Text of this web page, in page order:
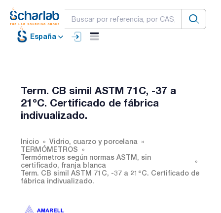
España
Term. CB simil ASTM 71C, -37 a
21ºC. Certificado de fábrica
indivualizado.
Inicio
Vidrio, cuarzo y porcelana
TERMÓMETROS
Termómetros según normas ASTM, sin
certificado, franja blanca
Term. CB simil ASTM 71C, -37 a 21ºC. Certificado de
fábrica indivualizado.